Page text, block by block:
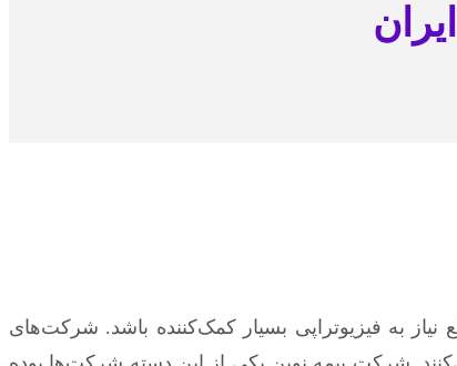
به فیزیوتراپی بسیار کمک‌کننده باشد. شرکت‌های